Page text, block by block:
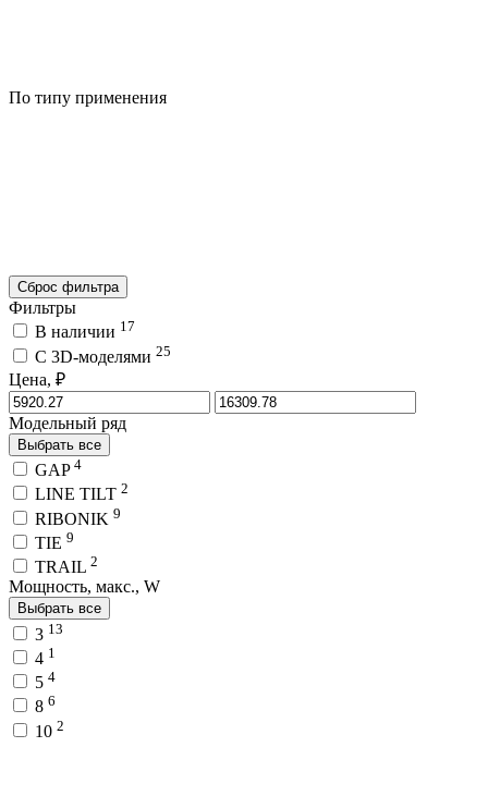
По типу применения
Сброс фильтра
Фильтры
В наличии 17
C 3D-моделями 25
Цена, ₽
Модельный ряд
Выбрать все
GAP 4
LINE TILT 2
RIBONIK 9
TIE 9
TRAIL 2
Мощность, макс., W
Выбрать все
3 13
4 1
5 4
8 6
10 2